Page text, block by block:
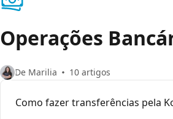
Operações
De Marilia 10 artigos
Como fazer transferências pela